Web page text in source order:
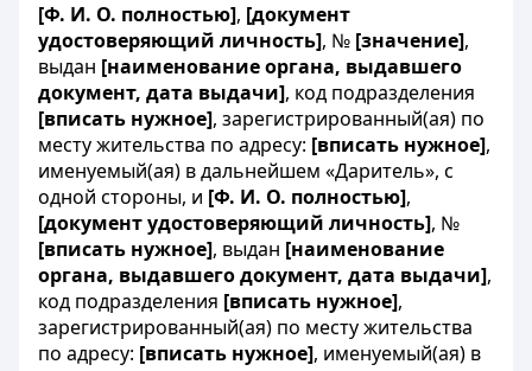
[Ф. И. О. полностью], [документ
удостоверяющий личность], № [значение],
выдан [наименование органа, выдавшего
документ, дата выдачи], код подразделения
[вписать нужное], зарегистрированный(ая) по
месту жительства по адресу: [вписать нужное],
именуемый(ая) в дальнейшем «Даритель», с
одной стороны, и [Ф. И. О. полностью],
[документ удостоверяющий личность], №
[вписать нужное], выдан [наименование
органа, выдавшего документ, дата выдачи],
код подразделения [вписать нужное],
зарегистрированный(ая) по месту жительства
по адресу: [вписать нужное], именуемый(ая) в